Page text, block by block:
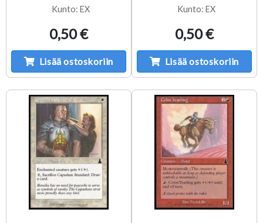
Kunto: EX
0,50 €
Lisää ostoskoriin
Kunto: EX
0,50 €
Lisää ostoskoriin